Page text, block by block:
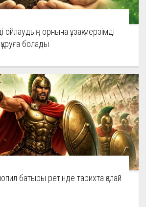
ойлаудың орнына ұзақ мерзімді
болады
батыры ретінде тарихта қалай